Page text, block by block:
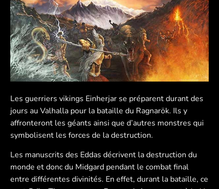
Les guerriers vikings Einherjar se préparent durant des
jours au Valhalla pour la bataille du Ragnarök. Ils y
affronteront les géants ainsi que d’autres monstres qui
symbolisent les forces de la destruction.
Les manuscrits des Eddas décrivent la destruction du
monde et donc du Midgard pendant le combat final
entre différentes divinités. En effet, durant la bataille, ce